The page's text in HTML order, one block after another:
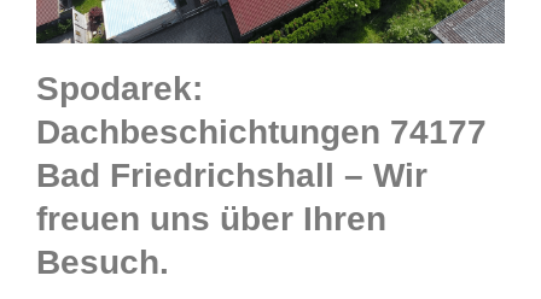
Spodarek:
Dachbeschichtungen 74177
Bad Friedrichshall – Wir
freuen uns über Ihren
Besuch.